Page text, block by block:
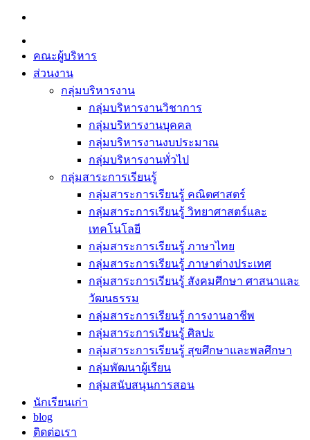
Skip
content
คณะผู้บริหาร
ส่วนงาน
กลุ่มบริหารงาน
กลุ่มบริหารงานวิชาการ
กลุ่มบริหารงานบุคคล
กลุ่มบริหารงานงบประมาณ
กลุ่มบริหารงานทั่วไป
กลุ่มสาระการเรียนรู้
กลุ่มสาระการเรียนรู้ คณิตศาสตร์
กลุ่มสาระการเรียนรู้ วิทยาศาสตร์และ
เทคโนโลยี
กลุ่มสาระการเรียนรู้ ภาษาไทย
กลุ่มสาระการเรียนรู้ ภาษาต่างประเทศ
กลุ่มสาระการเรียนรู้ สังคมศึกษา ศาสนาและ
วัฒนธรรม
กลุ่มสาระการเรียนรู้ การงานอาชีพ
กลุ่มสาระการเรียนรู้ ศิลปะ
กลุ่มสาระการเรียนรู้ สุขศึกษาและพลศึกษา
กลุ่มพัฒนาผู้เรียน
กลุ่มสนับสนุนการสอน
นักเรียนเก่า
blog
ติดต่อเรา